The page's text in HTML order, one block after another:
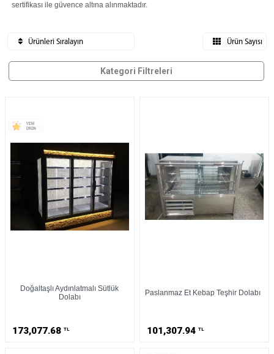
sertifikası ile güvence altına alınmaktadır.
Ürünleri Sıralayın Ürün Sayısı
Kategori Filtreleri
Doğaltaşlı Aydınlatmalı Sütlük
Dolabı
173,077.68 TL
Paslanmaz Et Kebap Teşhir Dolabı
101,307.94 TL